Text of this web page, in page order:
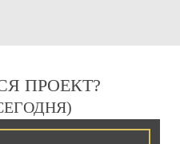
ПРОЕКТ?